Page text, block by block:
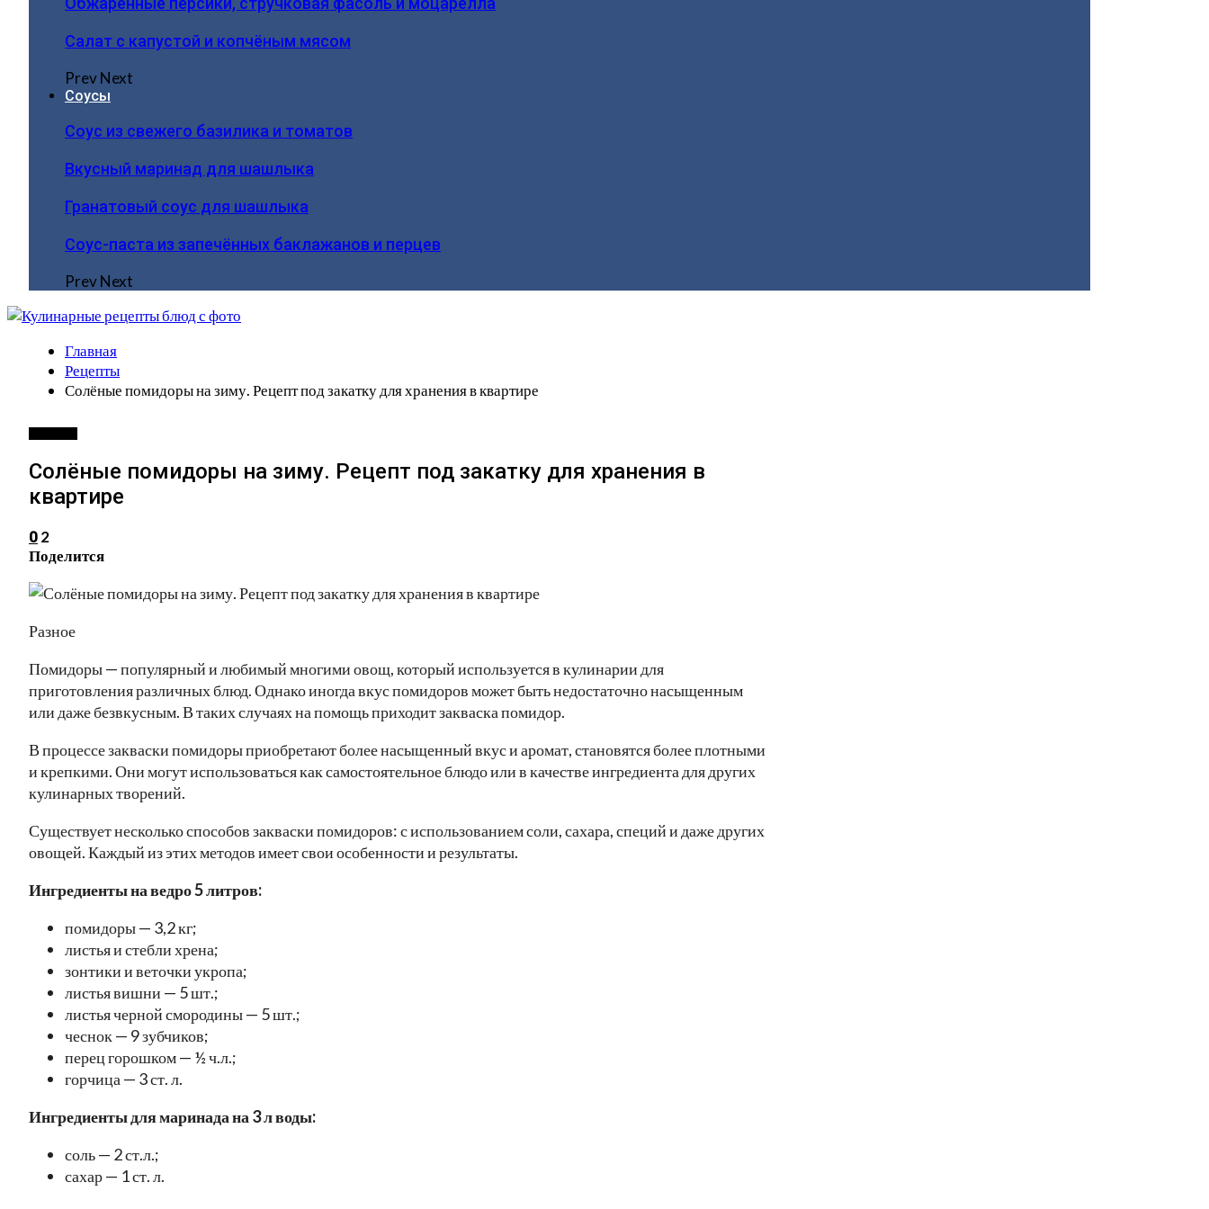
Салат с капустой и копчёным мясом
PrevNext
Соусы
Соус из свежего базилика и томатов
Вкусный маринад для шашлыка
Гранатовый соус для шашлыка
Соус-паста из запечённых баклажанов и перцев
PrevNext
Главная
Рецепты
Солёные помидоры на зиму. Рецепт под закатку для хранения в квартире
Солёные помидоры на зиму. Рецепт под закатку для хранения в
квартире
0 2
Поделится
Разное
Помидоры — популярный и любимый многими овощ, который используется в кулинарии для
приготовления различных блюд. Однако иногда вкус помидоров может быть недостаточно насыщенным
или даже безвкусным. В таких случаях на помощь приходит закваска помидор.
В процессе закваски помидоры приобретают более насыщенный вкус и аромат, становятся более плотными
и крепкими. Они могут использоваться как самостоятельное блюдо или в качестве ингредиента для других
кулинарных творений.
Существует несколько способов закваски помидоров: с использованием соли, сахара, специй и даже других
овощей. Каждый из этих методов имеет свои особенности и результаты.
Ингредиенты на ведро 5 литров:
помидоры — 3,2 кг;
листья и стебли хрена;
зонтики и веточки укропа;
листья вишни — 5 шт.;
листья черной смородины — 5 шт.;
чеснок — 9 зубчиков;
перец горошком — ½ ч.л.;
горчица — 3 ст. л.
Ингредиенты для маринада на 3 л воды:
соль — 2 ст.л.;
сахар — 1 ст. л.